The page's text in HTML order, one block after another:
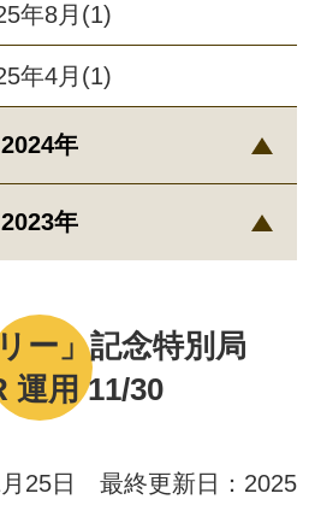
ー」記念特別局
運用 11/30
25日 最終更新日：2025
年8月(1)
年4月(1)
2024年
2023年